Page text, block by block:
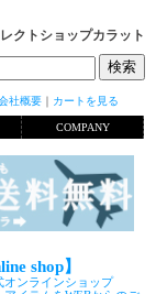
クトショップカラット
社概要 ｜ カートを見る
COMPANY
shop】
オンラインショップ